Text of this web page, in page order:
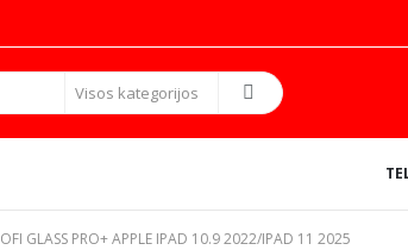
GLASS PRO+ APPLE IPAD 10.9 2022/IPAD 11 2025